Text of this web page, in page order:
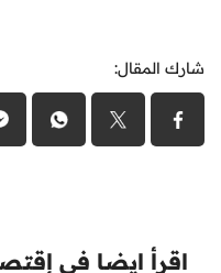
شارك المقال:
اقرأ ايضا في